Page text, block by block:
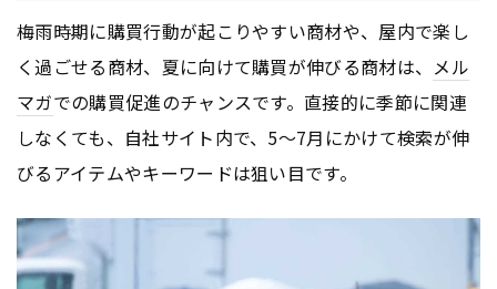
梅雨時期に購買行動が起こりやすい商材や、屋内で楽し
く過ごせる商材、夏に向けて購買が伸びる商材は、 メル
マガでの購買促進のチャンスです。直接的に季節に関連
しなくても、自社サイト内で、5～7月にかけて検索が伸
びるアイテムやキーワードは狙い目です。